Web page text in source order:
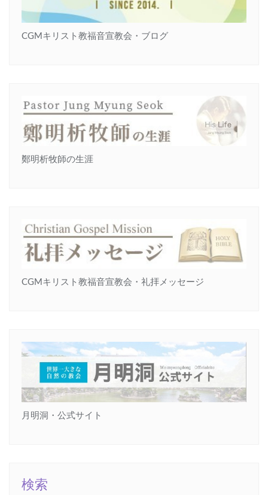
CGMキリスト教福音宣教会・ブログ
鄭明析牧師の生涯
CGMキリスト教福音宣教会・礼拝メッセージ
月明洞・公式サイト
検索